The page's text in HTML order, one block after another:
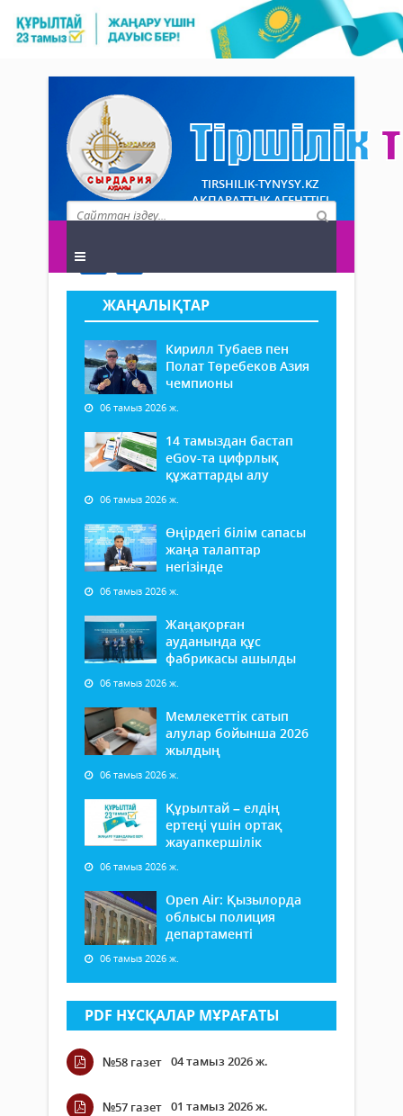
TIRSHILIK-TYNYSY.KZ
АҚПАРАТТЫҚ АГЕНТТІГІ
ЖАҢАЛЫҚТАР
Кирилл Тубаев пен
Полат Төребеков Азия
чемпионы
06 тамыз 2026 ж.
14 тамыздан бастап
еGov-та цифрлық
құжаттарды алу
06 тамыз 2026 ж.
Өңірдегі білім сапасы
жаңа талаптар
негізінде
06 тамыз 2026 ж.
Жаңақорған
ауданында құс
фабрикасы ашылды
06 тамыз 2026 ж.
Мемлекеттік сатып
алулар бойынша 2026
жылдың
06 тамыз 2026 ж.
Құрылтай – елдің
ертеңі үшін ортақ
жауапкершілік
06 тамыз 2026 ж.
Open Air: Қызылорда
облысы полиция
департаменті
06 тамыз 2026 ж.
PDF НҰСҚАЛАР МҰРАҒАТЫ
№58 газет 04 тамыз 2026 ж.
№57 газет 01 тамыз 2026 ж.